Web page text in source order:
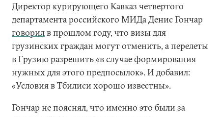
Директор курирующего Кавказ четвертого
департамента российского МИДа Денис Гончар
говорилв прошлом году, что визы для
грузинских граждан могут отменить, а перелеты
в Грузию разрешить «в случае формирования
нужных для этого предпосылок». И добавил:
«Условия в Тбилиси хорошо известны».
Гончар не пояснял, что именно это были за